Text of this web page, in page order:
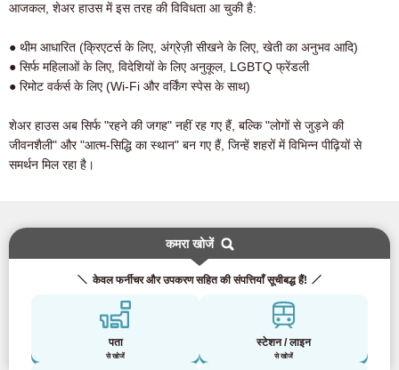
आजकल, शेअर हाउस में इस तरह की विविधता आ चुकी है:
● थीम आधारित (क्रिएटर्स के लिए, अंग्रेज़ी सीखने के लिए, खेती का अनुभव आदि)
● सिर्फ महिलाओं के लिए, विदेशियों के लिए अनुकूल, LGBTQ फ्रेंडली
● रिमोट वर्कर्स के लिए (Wi-Fi और वर्किंग स्पेस के साथ)
शेअर हाउस अब सिर्फ "रहने की जगह" नहीं रह गए हैं, बल्कि "लोगों से जुड़ने की
जीवनशैली" और "आत्म-सिद्धि का स्थान" बन गए हैं, जिन्हें शहरों में विभिन्न पीढ़ियों से
समर्थन मिल रहा है।
कमरा खोजें
केवल फर्नीचर और उपकरण सहित की संपत्तियाँ सूचीबद्ध हैं!
पता
से खोजें
स्टेशन / लाइन
से खोजें